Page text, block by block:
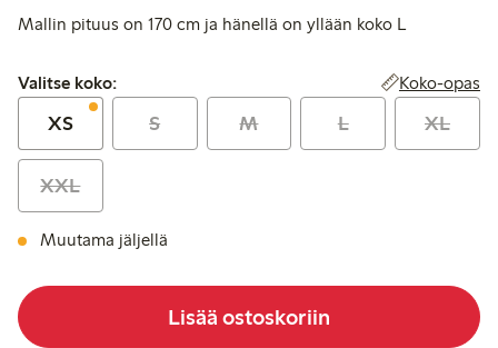
Mallin pituus on 170 cm ja hänellä on yllään koko L
Valitse koko:
Valitse koko: Koko-opas
XS S M L XL
XXL
Muutama jäljellä
Lisää ostoskoriin